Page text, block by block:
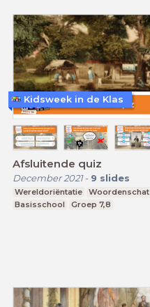
Afsluitende quiz
December 2021- 9 slides
Wereldoriëntatie Woordenschat
Basisschool
Groep 7,8
Kidsweek in de Klas